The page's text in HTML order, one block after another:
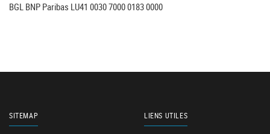
BGL BNP Paribas LU41 0030 7000 0183 0000
SITEMAP LIENS UTILES